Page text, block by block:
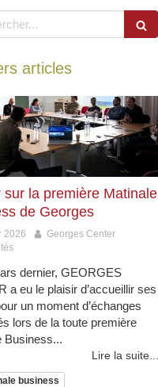
articles
sur la première Matinale
de Georges
2026
Georges Center
dernier, GEORGES
a eu le plaisir d’accueillir ses
un moment d’échanges
lors de la toute première
Business...
Lire la suite...
business